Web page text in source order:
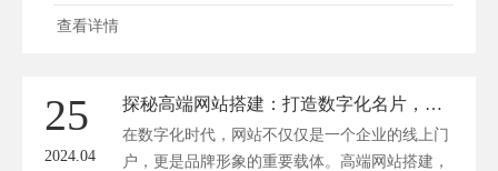
查看详情
25
2024.04
探秘高端网站搭建：打造数字化名片，彰显品牌非凡魅力
在数字化时代，网站不仅仅是一个企业的线上门
户，更是品牌形象的重要载体。高端网站搭建，